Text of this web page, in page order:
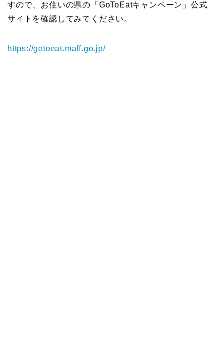
すので、お住いの県の「GoToEatキャンペーン」公式
サイトを確認してみてください。
https://gotoeat.maff.go.jp/